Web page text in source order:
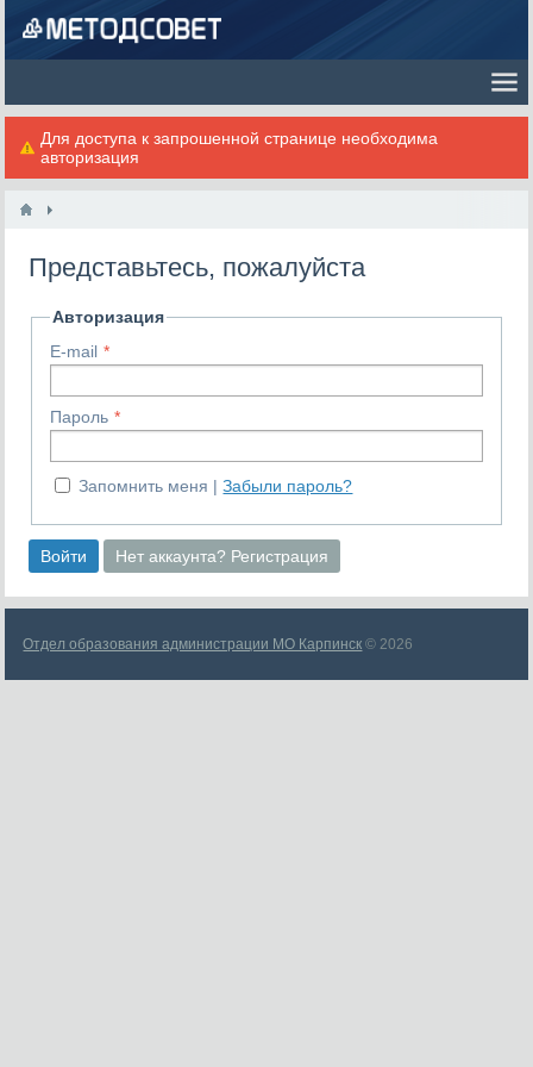
Для доступа к запрошенной странице необходима
авторизация
Представьтесь, пожалуйста
Авторизация
E-mail
Пароль
Запомнить меня Забыли пароль?
Войти Нет аккаунта? Регистрация
Отдел образования администрации МО Карпинск © 2026